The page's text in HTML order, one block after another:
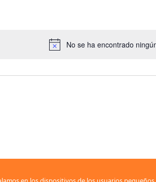
No se ha encontrado